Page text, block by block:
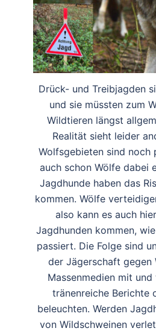
Drück- und Treibjagden
und sie müssten zum
Wildtieren längst
Realität sieht leider
Wolfsgebieten sind noch
auch schon Wölfe dabei
Jagdhunde haben das
kommen. Wölfe
also kann es auch
Jagdhunden kommen,
passiert. Die Folge sind
der Jägerschaft gegen
Massenmedien mit
tränenreiche Berichte
beleuchten. Werden
von Wildschweinen